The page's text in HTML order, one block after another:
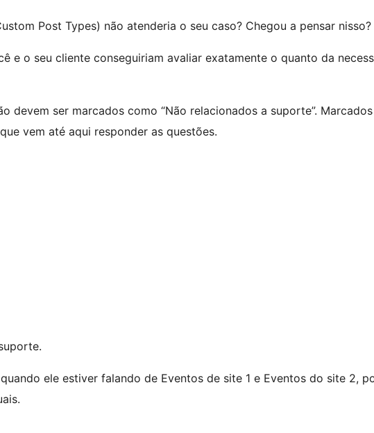
Post Types) não atenderia o seu caso? Chegou a pensar nisso?
e o seu cliente conseguiriam avaliar exatamente o quanto da
devem ser marcados como “Não relacionados a suporte”.
vem até aqui responder as questões.
ele estiver falando de Eventos de site 1 e Eventos do site 2,